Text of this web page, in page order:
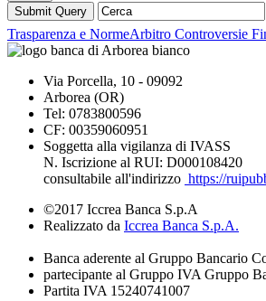
Trasparenza e NormeArbitro Controversie
Via Porcella, 10 - 09092
Arborea (OR)
Tel: 0783800596
CF: 00359060951
Soggetta alla vigilanza di IVASS
N. Iscrizione al RUI: D000108420
consultabile all'indirizzo https://
©2017 Iccrea Banca S.p.A
Realizzato da Iccrea Banca S.p.A.
Banca aderente al Gruppo Bancario
partecipante al Gruppo IVA Gruppo
Partita IVA 15240741007